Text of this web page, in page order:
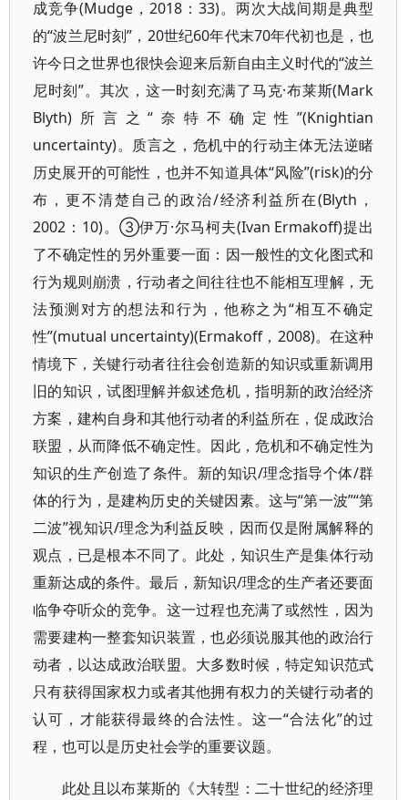
成竞争(Mudge，2018：33)。两次大战间期是典型
的“波兰尼时刻”，20世纪60年代末70年代初也是，也
许今日之世界也很快会迎来后新自由主义时代的“波兰
尼时刻”。其次，这一时刻充满了马克·布莱斯(Mark
Blyth)所言之“奈特不确定性”(Knightian
uncertainty)。质言之，危机中的行动主体无法逆睹
历史展开的可能性，也并不知道具体“风险”(risk)的分
布，更不清楚自己的政治/经济利益所在(Blyth，
2002：10)。③伊万·尔马柯夫(Ivan Ermakoff)提出
了不确定性的另外重要一面：因一般性的文化图式和
行为规则崩溃，行动者之间往往也不能相互理解，无
法预测对方的想法和行为，他称之为“相互不确定
性”(mutual uncertainty)(Ermakoff，2008)。在这种
情境下，关键行动者往往会创造新的知识或重新调用
旧的知识，试图理解并叙述危机，指明新的政治经济
方案，建构自身和其他行动者的利益所在，促成政治
联盟，从而降低不确定性。因此，危机和不确定性为
知识的生产创造了条件。新的知识/理念指导个体/群
体的行为，是建构历史的关键因素。这与“第一波”“第
二波”视知识/理念为利益反映，因而仅是附属解释的
观点，已是根本不同了。此处，知识生产是集体行动
重新达成的条件。最后，新知识/理念的生产者还要面
临争夺听众的竞争。这一过程也充满了或然性，因为
需要建构一整套知识装置，也必须说服其他的政治行
动者，以达成政治联盟。大多数时候，特定知识范式
只有获得国家权力或者其他拥有权力的关键行动者的
认可，才能获得最终的合法性。这一“合法化”的过
程，也可以是历史社会学的重要议题。
此处且以布莱斯的《大转型：二十世纪的经济理